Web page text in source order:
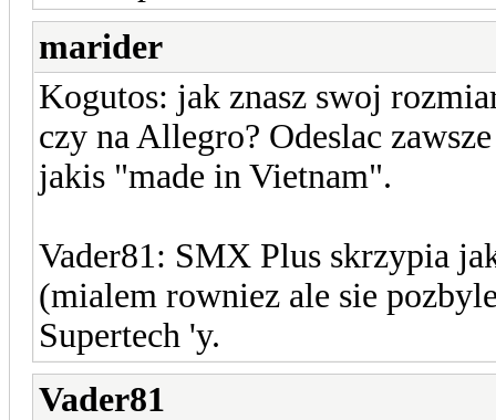
marider
Kogutos: jak znasz swoj
czy na Allegro? Odeslac
jakis "made in Vietnam".
Vader81: SMX Plus skrzypia
(mialem rowniez ale sie
Supertech 'y.
Vader81